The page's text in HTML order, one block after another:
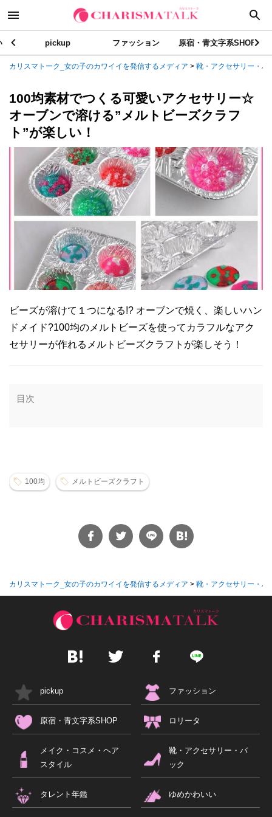
pickup ファッション 原宿・青文字系SHOP
カリスマトーク_女の子のカワイイを発信するメディア > 靴・アクセサリー・バ
100均素材でつくる可愛いアクセサリー☆
オーブンで溶ける”メルトビーズクラフ
ト”が楽しい！
ビーズが溶けて１つになる!? オーブンで焼く、楽しいハン
ドメイド?100均のメルトビーズを使ってカラフルなアク
セサリーが作れるメルトビーズクラフトが楽しそう！
目次
100均 メルトビーズクラフト
カリスマトーク_女の子のカワイイを発信するメディア > 靴・アクセサリー・バ
pickup ファッション
原宿・青文字系SHOP ロリータ
メイク・コスメ・ヘア
スタイル
靴・アクセサリー・バ
ック
タレント年鑑 ゆめかわいい